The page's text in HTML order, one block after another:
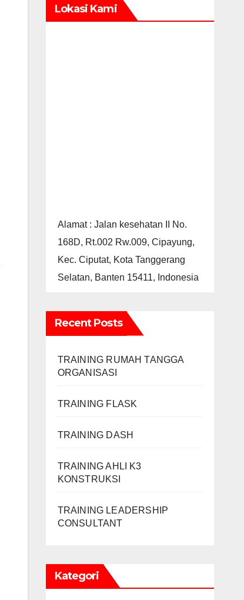
Lokasi Kami
Alamat : Jalan kesehatan II No.
168D, Rt.002 Rw.009, Cipayung,
Kec. Ciputat, Kota Tanggerang
Selatan, Banten 15411, Indonesia
Recent Posts
TRAINING RUMAH TANGGA
ORGANISASI
TRAINING FLASK
TRAINING DASH
TRAINING AHLI K3
KONSTRUKSI
TRAINING LEADERSHIP
CONSULTANT
Kategori